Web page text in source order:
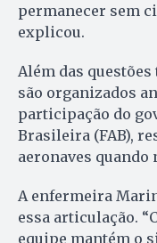
permanecer sem
explicou.
Além das
são organizados
participação do
Brasileira (FAB),
aeronaves quando
A enfermeira
essa articulação.
equipe mantém o